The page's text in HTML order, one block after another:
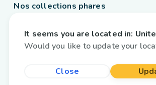
Nos collections phares
Belgique Français
It seems you are located in:
Would you like to update your
Close